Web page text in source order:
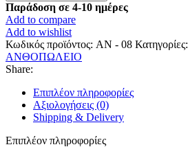
Παράδοση σε 4-10 ημέρες
Add to compare
Add to wishlist
Κωδικός προϊόντος: AN - 08 Κατηγορίες:
ΑΝΘΟΠΩΛΕΙΟ
Share:
Επιπλέον πληροφορίες
Αξιολογήσεις (0)
Shipping & Delivery
Επιπλέον πληροφορίες